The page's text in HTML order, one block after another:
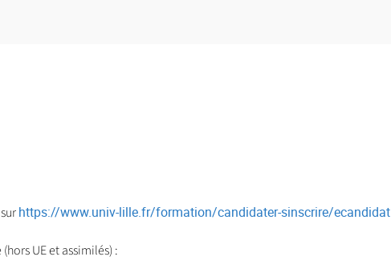
https://www.univ-lille.fr/formation/candidater-sinscrire/ecandidat
UE et assimilés) :